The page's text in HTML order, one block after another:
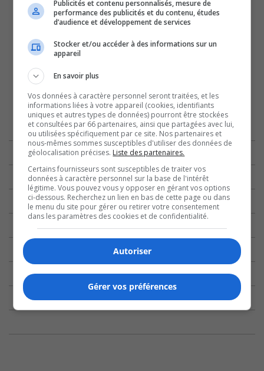
Publicités et contenu personnalisés, mesure de
performance des publicités et du contenu, études
d’audience et développement de services
Stocker et/ou accéder à des informations sur un
appareil
En savoir plus
Vos données à caractère personnel seront traitées, et les
informations liées à votre appareil (cookies, identifiants
uniques et autres types de données) pourront être stockées
et consultées par 66 partenaires, ainsi que partagées avec lui,
ou utilisées spécifiquement par ce site. Nos partenaires et
nous-mêmes sommes susceptibles d'utiliser des données de
géolocalisation précises. Liste des partenaires.
Certains fournisseurs sont susceptibles de traiter vos
données à caractère personnel sur la base de l'intérêt
légitime. Vous pouvez vous y opposer en gérant vos options
ci-dessous. Recherchez un lien en bas de cette page ou dans
le menu du site pour gérer ou retirer votre consentement
dans les paramètres des cookies et de confidentialité.
Autoriser
Gérer vos préférences